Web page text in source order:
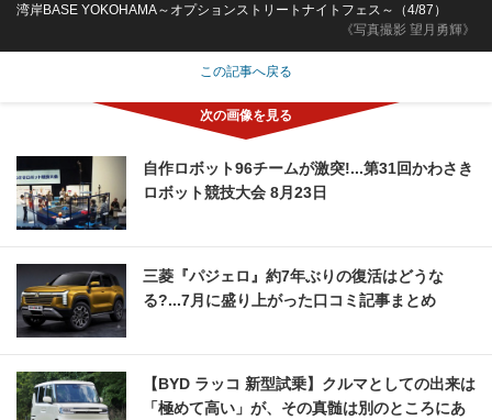
《写真撮影 望月勇輝》
湾岸BASE YOKOHAMA～オプションストリートナイトフェス～（4/87）
この記事へ戻る
自作ロボット96チームが激突!...第31回かわさき
ロボット競技大会 8月23日
三菱『パジェロ』約7年ぶりの復活はどうな
る?...7月に盛り上がった口コミ記事まとめ
【BYD ラッコ 新型試乗】クルマとしての出来は
「極めて高い」が、その真髄は別のところにあ